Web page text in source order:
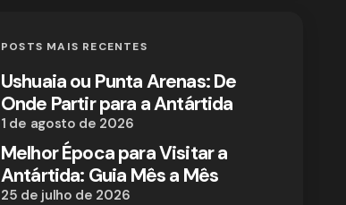
POSTS MAIS RECENTES
Ushuaia ou Punta Arenas: De
Onde Partir para a Antártida
1 de agosto de 2026
Melhor Época para Visitar a
Antártida: Guia Mês a Mês
25 de julho de 2026